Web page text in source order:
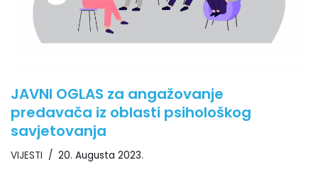
JAVNI OGLAS za angažovanje
predavača iz oblasti psihološkog
savjetovanja
VIJESTI 20. Augusta 2023.